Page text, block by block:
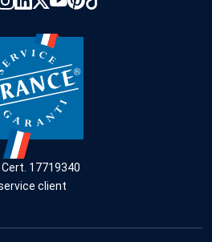
Cert. 17719340
client